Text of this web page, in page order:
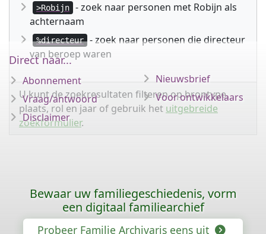
>Robijn
- zoek naar personen met Robijn als
achternaam
%directeur
- zoek naar personen die directeur
van beroep waren
U kunt de zoekresultaten filteren op brontype,
plaats, rol en jaar of gebruik het uitgebreide
zoekformulier.
Direct naar...
Abonnement
Vraag/antwoord
Disclaimer
Nieuwsbrief
Voor ontwikkelaars
Bewaar uw familiegeschiedenis, vorm
een digitaal familiearchief
Probeer Familie Archivaris eens uit